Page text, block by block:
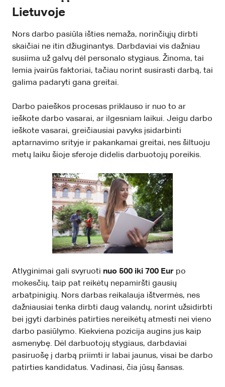
Lietuvoje
Nors darbo pasiūla išties nemaža, norinčiųjų dirbti
skaičiai ne itin džiuginantys. Darbdaviai vis dažniau
susiima už galvų dėl personalo stygiaus. Žinoma, tai
lemia įvairūs faktoriai, tačiau norint susirasti darbą, tai
galima padaryti gana greitai.
Darbo paieškos procesas priklauso ir nuo to ar
ieškote darbo vasarai, ar ilgesniam laikui. Jeigu darbo
ieškote vasarai, greičiausiai pavyks įsidarbinti
aptarnavimo srityje ir pakankamai greitai, nes šiltuoju
metų laiku šioje sferoje didelis darbuotojų poreikis.
Atlyginimai gali svyruoti nuo 500 iki 700 Eur po
mokesčių, taip pat reikėtų nepamiršti gausių
arbatpinigių. Nors darbas reikalauja ištvermės, nes
dažniausiai tenka dirbti daug valandų, norint užsidirbti
bei įgyti darbinės patirties nereikėtų atmesti nei vieno
darbo pasiūlymo. Kiekviena pozicija augins jus kaip
asmenybę. Dėl darbuotojų stygiaus, darbdaviai
pasiruošę į darbą priimti ir labai jaunus, visai be darbo
patirties kandidatus. Vadinasi, čia jūsų šansas.